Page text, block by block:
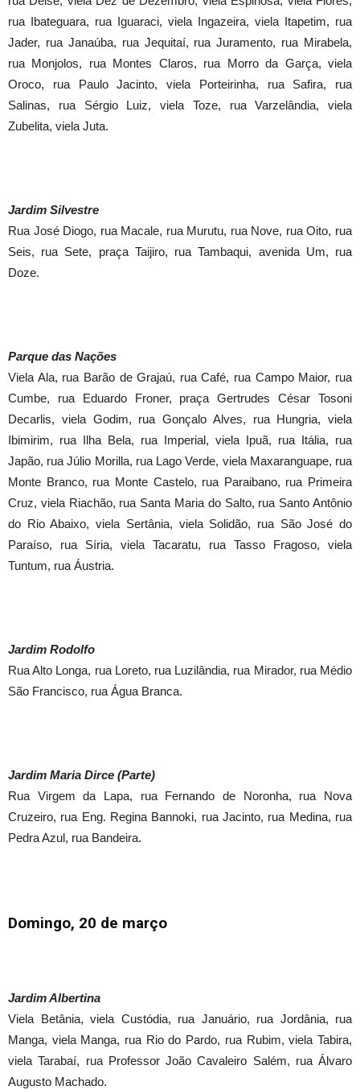
rua Ibateguara, rua Iguaraci, viela Ingazeira, viela Itapetim, rua
Jader, rua Janaúba, rua Jequitaí, rua Juramento, rua Mirabela,
rua Monjolos, rua Montes Claros, rua Morro da Garça, viela
Oroco, rua Paulo Jacinto, viela Porteirinha, rua Safira, rua
Salinas, rua Sérgio Luiz, viela Toze, rua Varzelândia, viela
Zubelita, viela Juta.
Jardim Silvestre
Rua José Diogo, rua Macale, rua Murutu, rua Nove, rua Oito, rua
Seis, rua Sete, praça Taijiro, rua Tambaqui, avenida Um, rua
Doze.
Parque das Nações
Viela Ala, rua Barão de Grajaú, rua Café, rua Campo Maior, rua
Cumbe, rua Eduardo Froner, praça Gertrudes César Tosoni
Decarlis, viela Godim, rua Gonçalo Alves, rua Hungria, viela
Ibimirim, rua Ilha Bela, rua Imperial, viela Ipuã, rua Itália, rua
Japão, rua Júlio Morilla, rua Lago Verde, viela Maxaranguape, rua
Monte Branco, rua Monte Castelo, rua Paraibano, rua Primeira
Cruz, viela Riachão, rua Santa Maria do Salto, rua Santo Antônio
do Rio Abaixo, viela Sertânia, viela Solidão, rua São José do
Paraíso, rua Síria, viela Tacaratu, rua Tasso Fragoso, viela
Tuntum, rua Áustria.
Jardim Rodolfo
Rua Alto Longa, rua Loreto, rua Luzilândia, rua Mirador, rua Médio
São Francisco, rua Água Branca.
Jardim Maria Dirce (Parte)
Rua Virgem da Lapa, rua Fernando de Noronha, rua Nova
Cruzeiro, rua Eng. Regina Bannoki, rua Jacinto, rua Medina, rua
Pedra Azul, rua Bandeira.
Domingo, 20 de março
Jardim Albertina
Viela Betânia, viela Custódia, rua Januário, rua Jordânia, rua
Manga, viela Manga, rua Rio do Pardo, rua Rubim, viela Tabira,
viela Tarabaí, rua Professor João Cavaleiro Salém, rua Álvaro
Augusto Machado.